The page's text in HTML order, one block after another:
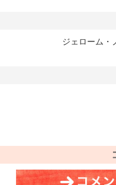
ジェローム・